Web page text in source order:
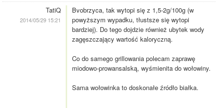
TatiQ
2014/05/29 15:21
Bvobrzyca, tak wytopi się z 1,5-2g/100g (w
powyższym wypadku, tłustsze się wytopi
bardziej). Do tego dojdzie również ubytek wody
zagęszczający wartość kaloryczną.
Co do samego grillowania polecam zaprawę
miodowo-prowansalską, wyśmienita do wołowiny.
Sama wołowinka to doskonałe źródło białka.